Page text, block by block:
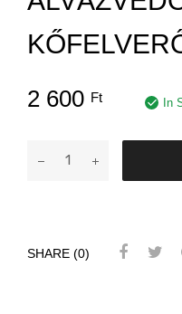
2 600 Ft In
SHARE (0)